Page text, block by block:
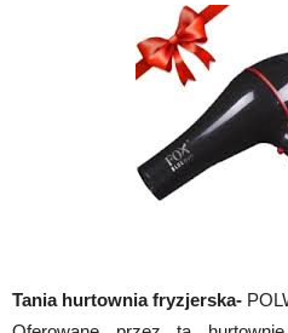
Tania hurtownia fryzjerska-